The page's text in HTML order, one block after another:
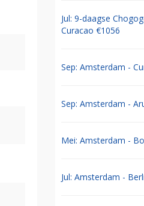
Jul: 9-daagse
Curacao €1056
Sep: Amsterdam -
Sep: Amsterdam -
Mei: Amsterdam -
Jul: Amsterdam -